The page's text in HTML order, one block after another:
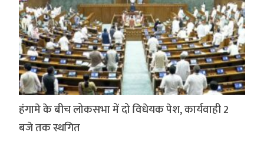
हंगामे के बीच लोकसभा में दो विधेयक पेश, कार्यवाही 2
बजे तक स्थगित